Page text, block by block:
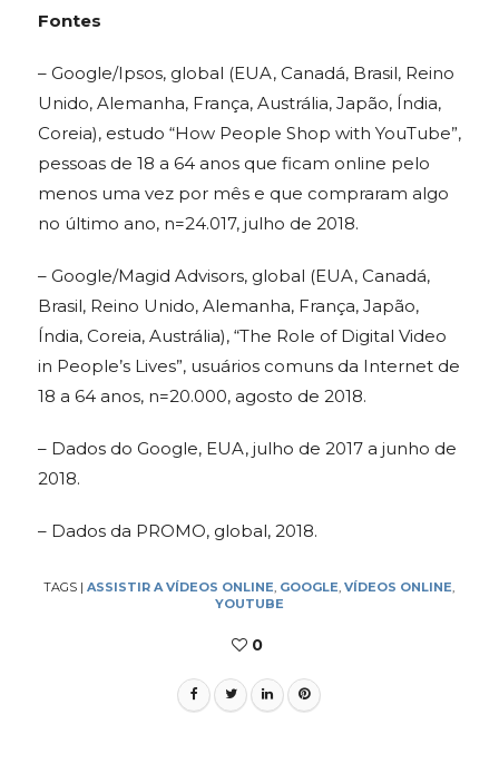
Fontes
– Google/Ipsos, global (EUA, Canadá, Brasil, Reino
Unido, Alemanha, França, Austrália, Japão, Índia,
Coreia), estudo “How People Shop with YouTube”,
pessoas de 18 a 64 anos que ficam online pelo
menos uma vez por mês e que compraram algo
no último ano, n=24.017, julho de 2018.
– Google/Magid Advisors, global (EUA, Canadá,
Brasil, Reino Unido, Alemanha, França, Japão,
Índia, Coreia, Austrália), “The Role of Digital Video
in People’s Lives”, usuários comuns da Internet de
18 a 64 anos, n=20.000, agosto de 2018.
– Dados do Google, EUA, julho de 2017 a junho de
2018.
– Dados da PROMO, global, 2018.
TAGS |ASSISTIR A VÍDEOS ONLINE, GOOGLE,VÍDEOS ONLINE,
YOUTUBE
0